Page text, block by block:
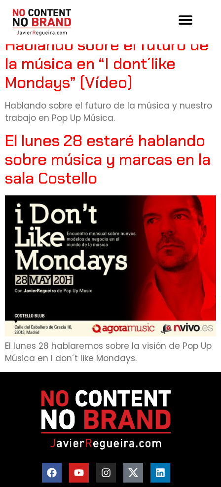
Tag:agora music
Hablando sobre el futuro de
la música en “I dont´like
Mondays” (Vídeo)
Hablando sobre el futuro de la música y nuestro
trabajo en Pop Up Música.
El lunes 28 estaré hablando
sobre música y marcas en la
sala Costello
El lunes 28 hablaremos sobre la visión de Pop Up
Música en I don´t like Mondays.